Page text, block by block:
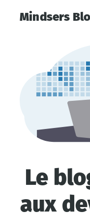
Mindsers
Le
aux